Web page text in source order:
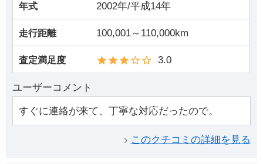
年式 2002年/平成14年
走行距離 100,001～110,000km
査定満足度 3.0
ユーザーコメント
すぐに連絡が来て、丁寧な対応だったので。
このクチコミの詳細を見る